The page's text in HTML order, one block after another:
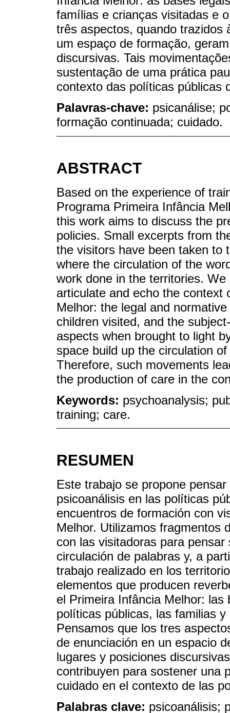
famílias e crianças visitadas e
três aspectos, quando trazidos
um espaço de formação,
discursivas. Tais
sustentação de uma prática
contexto das políticas públicas
Palavras-chave: psicanálise;
formação continuada; cuidado.
ABSTRACT
Based on the experience of
Programa Primeira Infância
this work aims to discuss the
policies. Small excerpts from
the visitors have been taken to
where the circulation of the
work done in the territories.
articulate and echo the context
Melhor: the legal and
children visited, and the
aspects when brought to light
space build up the circulation
Therefore, such movements
the production of care in the
Keywords: psychoanalysis;
training; care.
RESUMEN
Este trabajo se propone
psicoanálisis en las políticas
encuentros de formación con
Melhor. Utilizamos fragmentos
con las visitadoras para
circulación de palabras y, a
trabajo realizado en los
elementos que producen
el Primeira Infância Melhor:
políticas públicas, las familias
Pensamos que los tres
de enunciación en un espacio
lugares y posiciones
contribuyen para sostener una
cuidado en el contexto de las
Palabras clave: psicoanálisis;